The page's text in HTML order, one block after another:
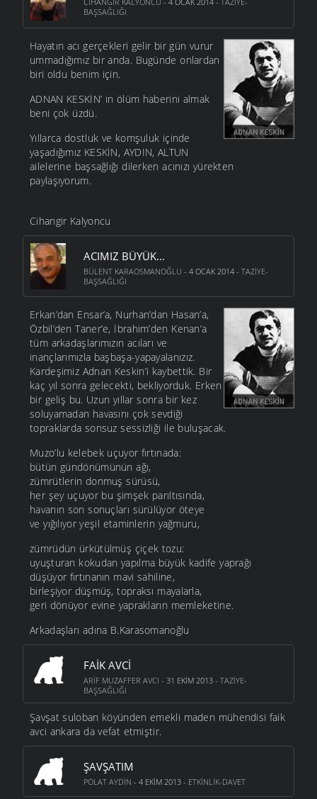
BAŞSAĞLIĞI
Hayatın acı gerçekleri gelir bir gün vurur
ummadığımız bir anda. Bugünde onlardan
biri oldu benim için.
ADNAN KESKİN’ in ölüm haberini almak
beni çok üzdü.
Yıllarca dostluk ve komşuluk içinde
yaşadığımız KESKİN, AYDIN, ALTUN
ailelerine başsağlığı dilerken acınızı yürekten
paylaşıyorum.
Cihangir Kalyoncu
ACIMIZ BÜYÜK...
BÜLENT KARAOSMANOĞLU - 4 OCAK 2014 - TAZIYE-
BAŞSAĞLIĞI
Erkan’dan Ensar’a, Nurhan’dan Hasan’a,
Özbil’den Taner’e, İbrahim’den Kenan’a
tüm arkadaşlarımızın acıları ve
inançlarımızla başbaşa-yapayalanızız.
Kardeşimiz Adnan Keskin’i kaybettik. Bir
kaç yıl sonra gelecekti, bekliyorduk. Erken
bir geliş bu. Uzun yıllar sonra bir kez
soluyamadan havasını çok sevdiği
topraklarda sonsuz sessizliği ile buluşacak.
Muzo’lu kelebek uçuyor fırtınada:
bütün gündönümünün ağı,
zümrütlerin donmuş sürüsü,
her şey uçuyor bu şimşek parıltısında,
havanın son sonuçları sürülüyor öteye
ve yığılıyor yeşil etaminlerin yağmuru,
zümrüdün ürkütülmüş çiçek tozu:
uyuşturan kokudan yapılma büyük kadife yaprağı
düşüyor fırtınanın mavi sahiline,
birleşiyor düşmüş, topraksı mayalarla,
geri dönüyor evine yaprakların memleketine.
Arkadaşları adına B.Karasomanoğlu
FAIK AVCI
ARIF MUZAFFER AVCI - 31 EKIM 2013 - TAZIYE-
BAŞSAĞLIĞI
Şavşat suloban köyünden emekli maden mühendisi faik
avci ankara da vefat etmiştir.
ŞAVŞATIM
POLAT AYDIN - 4 EKIM 2013 - ETKINLIK-DAVET